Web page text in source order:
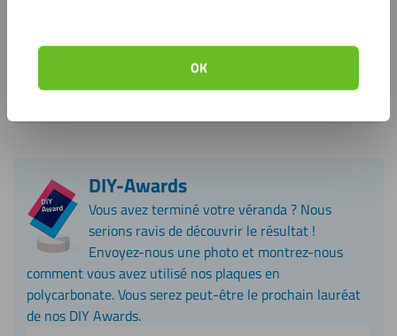
OK
Les plaques en polycarbonate sont-elles
DIY-Awards
Vous avez terminé votre véranda ? Nous
serions ravis de découvrir le résultat !
Envoyez-nous une photo et montrez-nous
comment vous avez utilisé nos plaques en
polycarbonate. Vous serez peut-être le prochain lauréat
de nos DIY Awards.